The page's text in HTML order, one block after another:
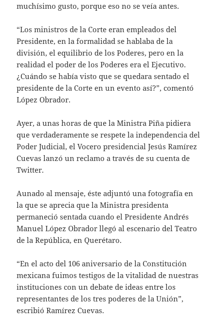
muchísimo gusto, porque eso no se veía antes.
“Los ministros de la Corte eran empleados del
Presidente, en la formalidad se hablaba de la
división, el equilibrio de los Poderes, pero en la
realidad el poder de los Poderes era el Ejecutivo.
¿Cuándo se había visto que se quedara sentado el
presidente de la Corte en un evento así?”, comentó
López Obrador.
Ayer, a unas horas de que la Ministra Piña pidiera
que verdaderamente se respete la independencia del
Poder Judicial, el Vocero presidencial Jesús Ramírez
Cuevas lanzó un reclamo a través de su cuenta de
Twitter.
Aunado al mensaje, éste adjuntó una fotografía en
la que se aprecia que la Ministra presidenta
permaneció sentada cuando el Presidente Andrés
Manuel López Obrador llegó al escenario del Teatro
de la República, en Querétaro.
“En el acto del 106 aniversario de la Constitución
mexicana fuimos testigos de la vitalidad de nuestras
instituciones con un debate de ideas entre los
representantes de los tres poderes de la Unión”,
escribió Ramírez Cuevas.